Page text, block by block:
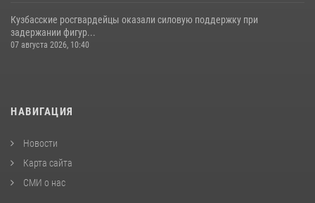
Кузбасские росгвардейцы оказали силовую поддержку при
задержании фигур...
07 августа 2026, 10:40
НАВИГАЦИЯ
Новости
Карта сайта
СМИ о нас